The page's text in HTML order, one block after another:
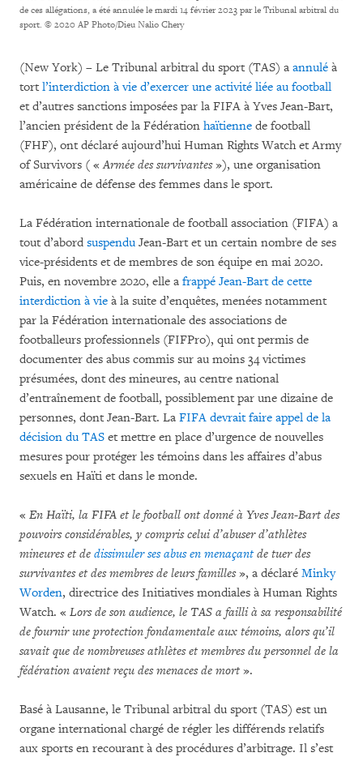
de ces allégations, a été annulée le mardi 14 février 2023 par le Tribunal arbitral du
sport. © 2020 AP Photo/Dieu Nalio Chery
(New York) – Le Tribunal arbitral du sport (TAS) a annulé à
tort l’interdiction à vie d’exercer une activité liée au football
et d’autres sanctions imposées par la FIFA à Yves Jean-Bart,
l’ancien président de la Fédération haïtienne de football
(FHF), ont déclaré aujourd’hui Human Rights Watch et Army
of Survivors ( «Armée des survivantes»), une organisation
américaine de défense des femmes dans le sport.
La Fédération internationale de football association (FIFA) a
tout d’abord suspenduJean-Bart et un certain nombre de ses
vice-présidents et de membres de son équipe en mai 2020.
Puis, en novembre 2020, elle a frappé Jean-Bart de cette
interdiction à vie à la suite d’enquêtes, menées notamment
par la Fédération internationale des associations de
footballeurs professionnels (FIFPro), qui ont permis de
documenter des abus commis sur au moins 34 victimes
présumées, dont des mineures, au centre national
d’entraînement de football, possiblement par une dizaine de
personnes, dont Jean-Bart. La FIFA devrait faire appel de la
décision du TAS et mettre en place d’urgence de nouvelles
mesures pour protéger les témoins dans les affaires d’abus
sexuels en Haïti et dans le monde.
« En Haïti, la FIFA et le football ont donné à Yves Jean-Bart des
pouvoirs considérables, y compris celui d’abuser d’athlètes
mineures et de dissimuler ses abus en menaçant de tuer des
survivantes et des membres de leurs familles», a déclaré Minky
Worden, directrice des Initiatives mondiales à Human Rights
Watch. « Lors de son audience, le TAS a failli à sa responsabilité
de fournir une protection fondamentale aux témoins, alors qu’il
savait que de nombreuses athlètes et membres du personnel de la
fédération avaient reçu des menaces de mort ».
Basé à Lausanne, le Tribunal arbitral du sport (TAS) est un
organe international chargé de régler les différends relatifs
aux sports en recourant à des procédures d’arbitrage. Il s’est